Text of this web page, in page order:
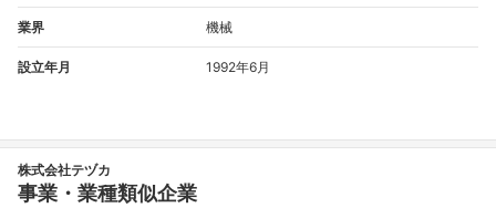
業界 機械
設立年月 1992年6月
株式会社テヅカ
事業・業種類似企業